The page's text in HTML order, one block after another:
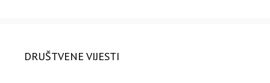
DRUŠTVENE VIJESTI